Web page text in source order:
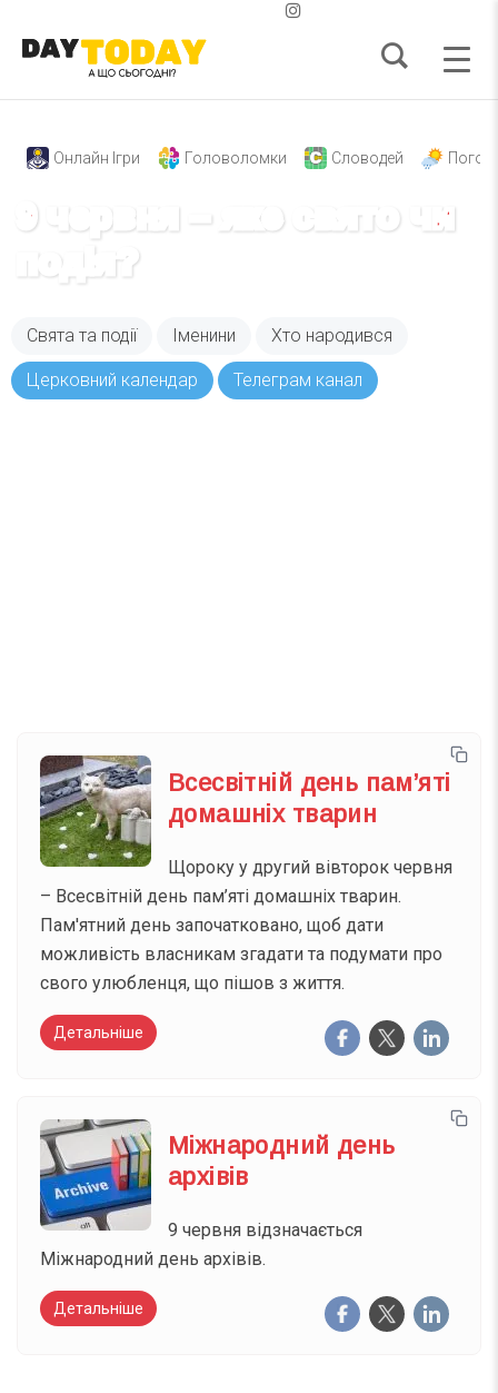
Онлайн Ігри Головоломки Словодей
9 червня – яке свято чи
подія?
Свята та події Іменини Хто народився
Церковний календар Телеграм канал
Всесвітній день пам’яті
домашніх тварин
Щороку у другий вівторок червня
– Всесвітній день пам’яті домашніх тварин.
Пам'ятний день започатковано, щоб дати
можливість власникам згадати та подумати про
свого улюбленця, що пішов з життя.
Детальніше
Міжнародний день
архівів
9 червня відзначається
Міжнародний день архівів.
Детальніше